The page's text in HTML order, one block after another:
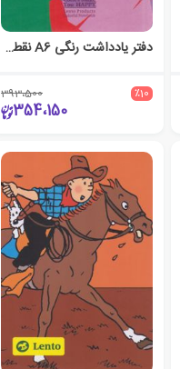
دفتر یادداشت رنگی A6 نقطه‌ای (لنتو)
٪10 393،500
354،150